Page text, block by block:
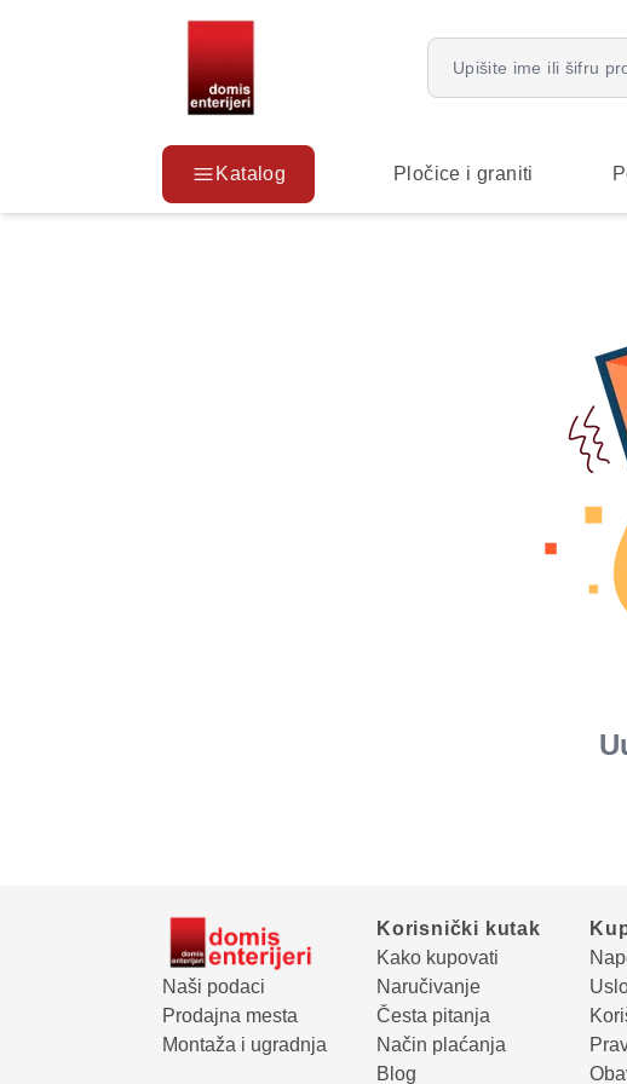
Katalog Pločice i graniti
Naši podaci
Prodajna mesta
Montaža i ugradnja
Korisnički kutak
Kako kupovati
Naručivanje
Česta pitanja
Način plaćanja
Blog